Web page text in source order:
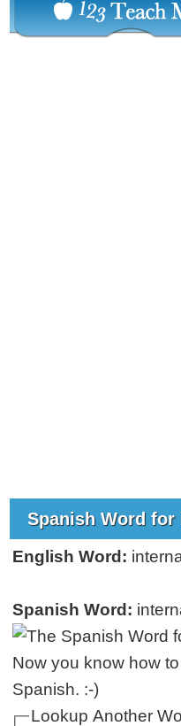
Spanish Word
English Word:
Spanish Word:
Now you know how
Spanish. :-)
Lookup Another